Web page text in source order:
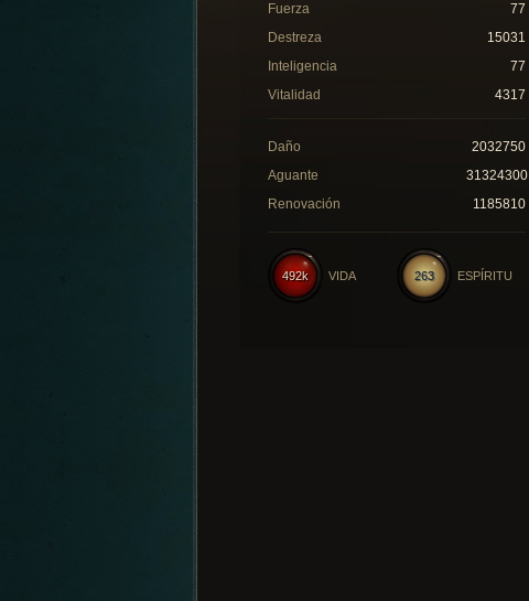
Fuerza
77
Destreza
15031
Inteligencia
77
Vitalidad
4317
Daño
2032750
Aguante
31324300
Renovación
1185810
263 ESPÍRITU
492k VIDA